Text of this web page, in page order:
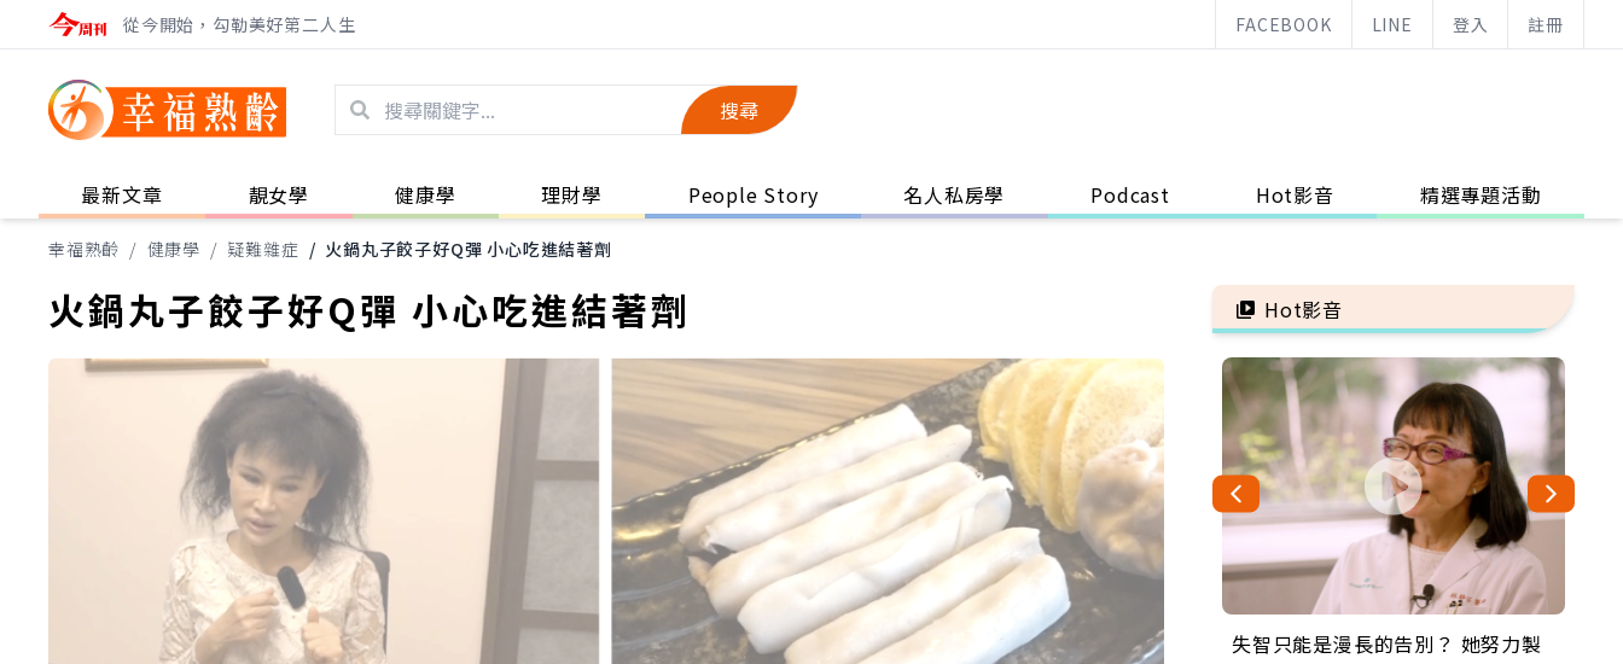
從今開始，勾勒美好第二人生 FACEBOOK LINE 登入 註冊
搜尋
最新文章 靚女學 健康學 理財學 People Story 名人私房學 Podcast Hot影音 精選專題活動
幸福熟齡 / 健康學 / 疑難雜症 / 火鍋丸子餃子好Q彈 小心吃進結著劑
火鍋丸子餃子好Q彈 小心吃進結著劑 Hot影音
失智只能是漫長的告別？ 她努力製
來自剛果的巧克力神父 為台灣奉獻
63歲卸矽谷副總、搬回台灣找快
104歲打破金氏世界紀錄 成為全球
事業巔峰他選擇追夢…黑手阿伯拉